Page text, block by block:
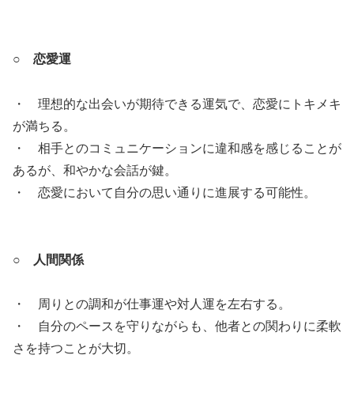
○ 恋愛運
・ 理想的な出会いが期待できる運気で、恋愛にトキメキ
が満ちる。
・ 相手とのコミュニケーションに違和感を感じることが
あるが、和やかな会話が鍵。
・ 恋愛において自分の思い通りに進展する可能性。
○ 人間関係
・ 周りとの調和が仕事運や対人運を左右する。
・ 自分のペースを守りながらも、他者との関わりに柔軟
さを持つことが大切。